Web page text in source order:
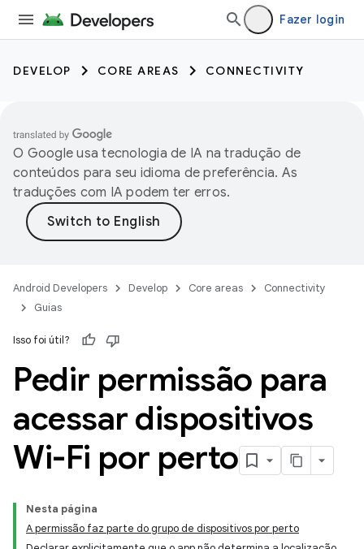
Fazer login
DEVELOP CORE AREAS CONNECTIVITY
O Google usa tecnologia de IA na tradução de
conteúdos para seu idioma de preferência. As
traduções com IA podem ter erros.
Android Developers Develop Core areas
Connectivity
Guias
Isso foi útil?
Pedir permissão para
acessar dispositivos
Wi-Fi por perto
Nesta página
A permissão faz parte do grupo de dispositivos por perto